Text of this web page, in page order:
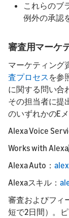
これらのブ
例外の承認
審査用マーケ
マーケティング
査プロセス を参
に関する問い合
その担当者に提
のいずれかのE
Alexa Voice
Works with
Alexa Auto：
Alexaスキル：
審査およびフィ
短で2日間）。